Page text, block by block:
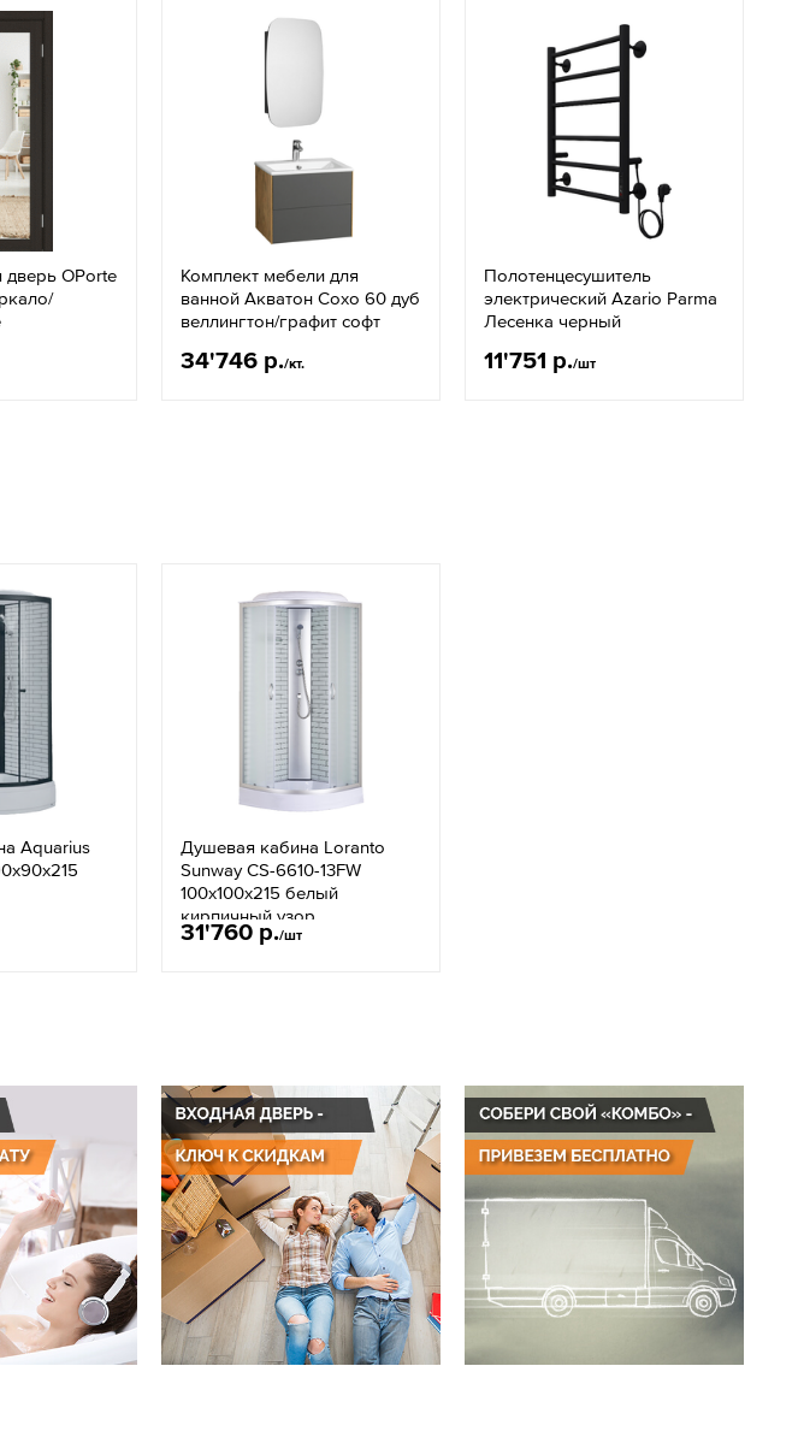
OPorte
Комплект мебели для
ванной Акватон Сохо 60 дуб
веллингтон/графит софт
34'746 р./кт.
Полотенцесушитель
электрический Azario Parma
Лесенка черный
11'751 р./шт
Aquarius
Душевая кабина Loranto
Sunway CS-6610-13FW
100x100x215 белый
кирпичный узор
31'760 р./шт